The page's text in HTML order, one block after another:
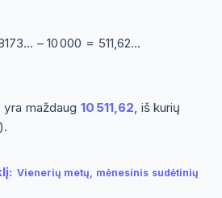
– 10 000 = 511,62…
yra maždaug 10 511,62, iš kurių
).
Vienerių metų, mėnesinis sudėtinių